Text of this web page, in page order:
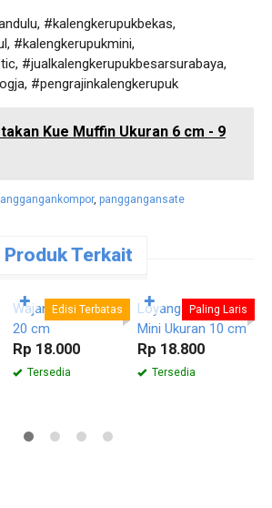
#kalengkerupukbekas,
#kalengkerupukmini,
#jualkalengkerupukbesarsurabaya,
#pengrajinkalengkerupuk
Kue Muffin Ukuran 6 cm - 9
, panggangansate
Produk Terkait
Pesan
Edisi Terbatas
Wajan Mini Ukuran
20 cm
Rp 18.000
Tersedia
✚ Paling Laris
Loyang Chiffon
Mini Ukuran 10 cm
Rp 18.800
Tersedia
✚